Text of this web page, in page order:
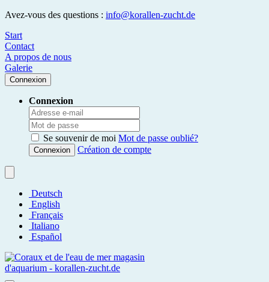
Avez-vous des questions : info@korallen-zucht.de
Start
Contact
A propos de nous
Galerie
Connexion
Connexion
Se souvenir de moi Mot de passe oublié?
Connexion Création de compte
Deutsch
English
Français
Italiano
Español